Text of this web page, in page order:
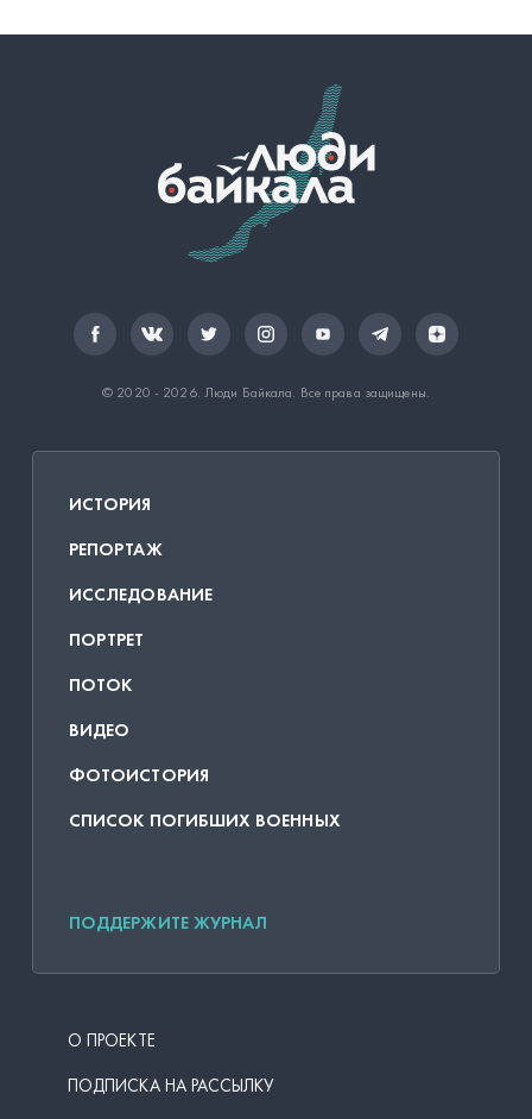
© 2020 - 2026. Люди Байкала. Все права защищены.
ИСТОРИЯ
РЕПОРТАЖ
ИССЛЕДОВАНИЕ
ПОРТРЕТ
ПОТОК
ВИДЕО
ФОТОИСТОРИЯ
СПИСОК ПОГИБШИХ ВОЕННЫХ
ПОДДЕРЖИТЕ ЖУРНАЛ
О ПРОЕКТЕ
ПОДПИСКА НА РАССЫЛКУ